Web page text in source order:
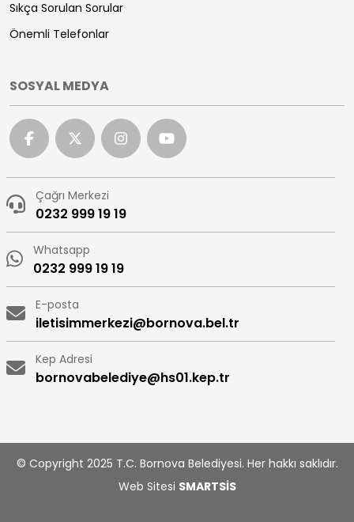
Sıkça Sorulan Sorular
Önemli Telefonlar
SOSYAL MEDYA
Çağrı Merkezi
0232 999 19 19
Whatsapp
0232 999 19 19
E-posta
iletisimmerkezi@bornova.bel.tr
Kep Adresi
bornovabelediye@hs01.kep.tr
© Copyright 2025 T.C. Bornova Belediyesi. Her hakkı saklıdır.
Web Sitesi SMARTSİS